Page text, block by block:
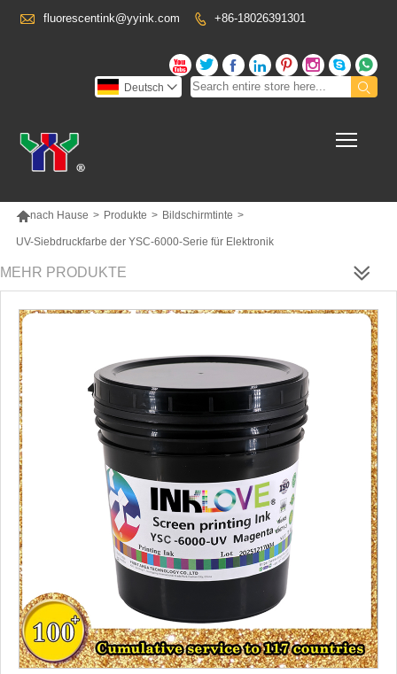
 fluorescentink@yyink.com  +86-18026391301
      


Deutsch 
nach Hause > Produkte > Bildschirmtinte >
UV-Siebdruckfarbe der YSC-6000-Serie für Elektronik
MEHR PRODUKTE